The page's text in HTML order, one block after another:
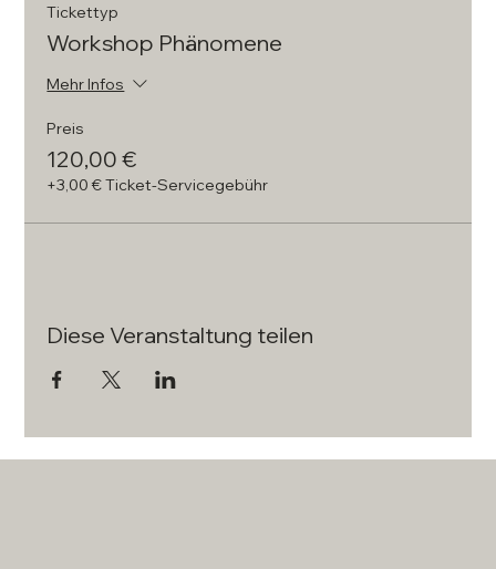
Tickettyp
Workshop Phänomene
Mehr Infos
Preis
120,00 €
+3,00 € Ticket-Servicegebühr
Diese Veranstaltung teilen